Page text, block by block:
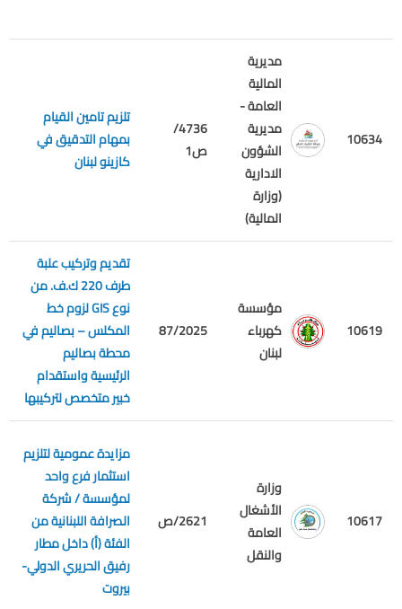
10634
مديرية
المالية
العامة -
مديرية
الشؤون
الادارية
(وزارة
المالية)
4736/
ص1
تلزيم تامين القيام
بمهام التدقيق في
كازينو لبنان
10619
مؤسسة
كهرباء
لبنان
87/2025
تقديم وتركيب علبة
طرف 220 ك.ف. من
نوع GIS لزوم خط
المكلس – بصاليم في
محطة بصاليم
الرئيسية واستقدام
خبير متخصص لتركيبها
10617
وزارة
الأشغال
العامة
والنقل
2621/ص
مزايدة عمومية لتلزيم
استثمار فرع واحد
لمؤسسة / شركة
الصرافة اللبنانية من
الفئة (أ) داخل مطار
رفيق الحريري الدولي-
بيروت